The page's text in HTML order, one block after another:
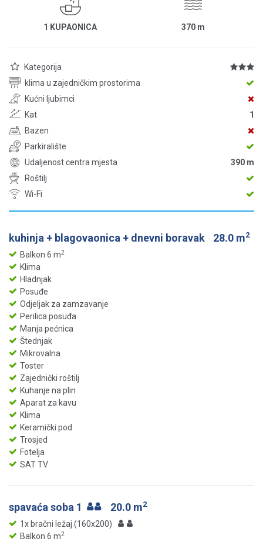
1 KUPAONICA 370 m
Kategorija
klima u zajedničkim prostorima
Kućni ljubimci
Kat
1
Bazen
Parkiralište
Udaljenost centra mjesta
390 m
Roštilj
Wi-Fi
kuhinja + blagovaonica + dnevni boravak 28.0 m2
Balkon 6 m2
Klima
Hladnjak
Posuđe
Odjeljak za zamzavanje
Perilica posuđa
Manja pećnica
Štednjak
Mikrovalna
Toster
Zajednički roštilj
Kuhanje na plin
Aparat za kavu
Klima
Keramički pod
Trosjed
Fotelja
SAT TV
spavaća soba 1 20.0 m2
1x bračni ležaj (160x200)
Balkon 6 m2